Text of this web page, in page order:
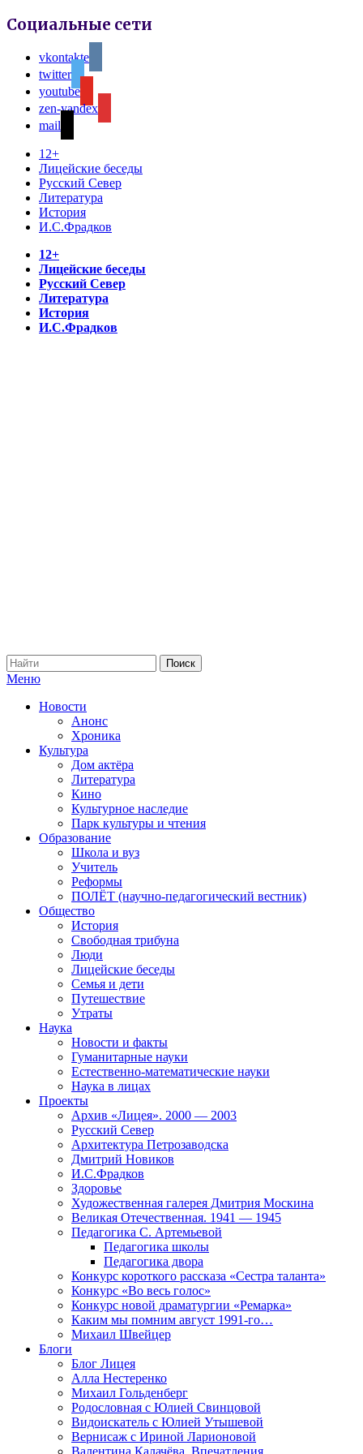
Социальные сети
vkontakte
twitter
youtube
zen-yandex
mail
12+
Лицейские беседы
Русский Север
Литература
История
И.С.Фрадков
12+
Лицейские беседы
Русский Север
Литература
История
И.С.Фрадков
Меню
Новости
Анонс
Хроника
Культура
Дом актёра
Литература
Кино
Культурное наследие
Парк культуры и чтения
Образование
Школа и вуз
Учитель
Реформы
ПОЛЁТ (научно-педагогический вестник)
Общество
История
Свободная трибуна
Люди
Лицейские беседы
Семья и дети
Путешествие
Утраты
Наука
Новости и факты
Гуманитарные науки
Естественно-математические науки
Наука в лицах
Проекты
Архив «Лицея». 2000 — 2003
Русский Север
Архитектура Петрозаводска
Дмитрий Новиков
И.С.Фрадков
Здоровье
Художественная галерея Дмитрия Москина
Великая Отечественная. 1941 — 1945
Педагогика С. Артемьевой
Педагогика школы
Педагогика двора
Конкурс короткого рассказа «Сестра таланта»
Конкурс «Во весь голос»
Конкурс новой драматургии «Ремарка»
Каким мы помним август 1991-го…
Михаил Швейцер
Блоги
Блог Лицея
Алла Нестеренко
Михаил Гольденберг
Родословная с Юлией Свинцовой
Видоискатель с Юлией Утышевой
Вернисаж с Ириной Ларионовой